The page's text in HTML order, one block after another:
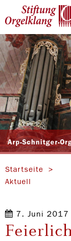
Arp-Schnitger-
Startseite
Aktuell
7. Juni 2017